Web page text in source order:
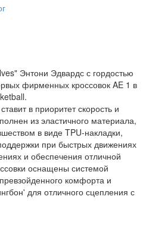
Энтони Эдвардс с гордостью
фирменных кроссовок AE 1 в
в приоритет скорость и
из эластичного материала,
в виде TPU-накладки,
при быстрых движениях
и обеспечения отличной
оснащены системой
комфорта и
для отличного сцепления с